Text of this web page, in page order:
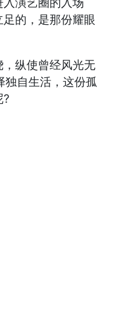
演艺圈的入场
的，是那份耀眼
纵使曾经风光无
独自生活，这份孤
?